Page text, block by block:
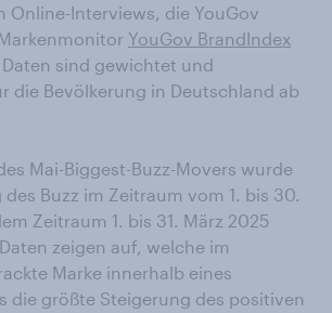
Online-Interviews, die YouGov
YouGov BrandIndex
sind gewichtet und
die Bevölkerung in Deutschland ab
Mai-Biggest-Buzz-Movers wurde
Buzz im Zeitraum vom 1. bis 30.
Zeitraum 1. bis 31. März 2025
zeigen auf, welche im
Marke innerhalb eines
die größte Steigerung des positiven